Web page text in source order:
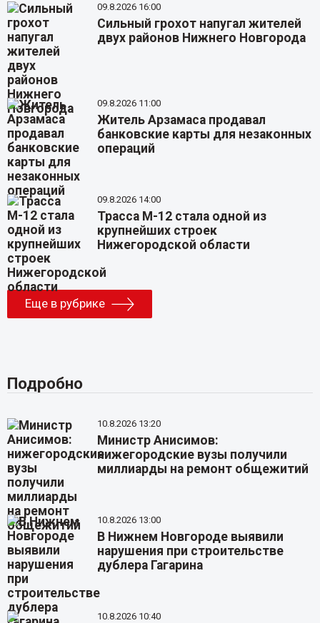
09.8.2026 16:00
Сильный грохот напугал жителей
двух районов Нижнего Новгорода
09.8.2026 11:00
Житель Арзамаса продавал
банковские карты для незаконных
операций
09.8.2026 14:00
Трасса М-12 стала одной из
крупнейших строек
Нижегородской области
Еще в рубрике
Подробно
10.8.2026 13:20
Министр Анисимов:
нижегородские вузы получили
миллиарды на ремонт общежитий
10.8.2026 13:00
В Нижнем Новгороде выявили
нарушения при строительстве
дублера Гагарина
10.8.2026 10:40